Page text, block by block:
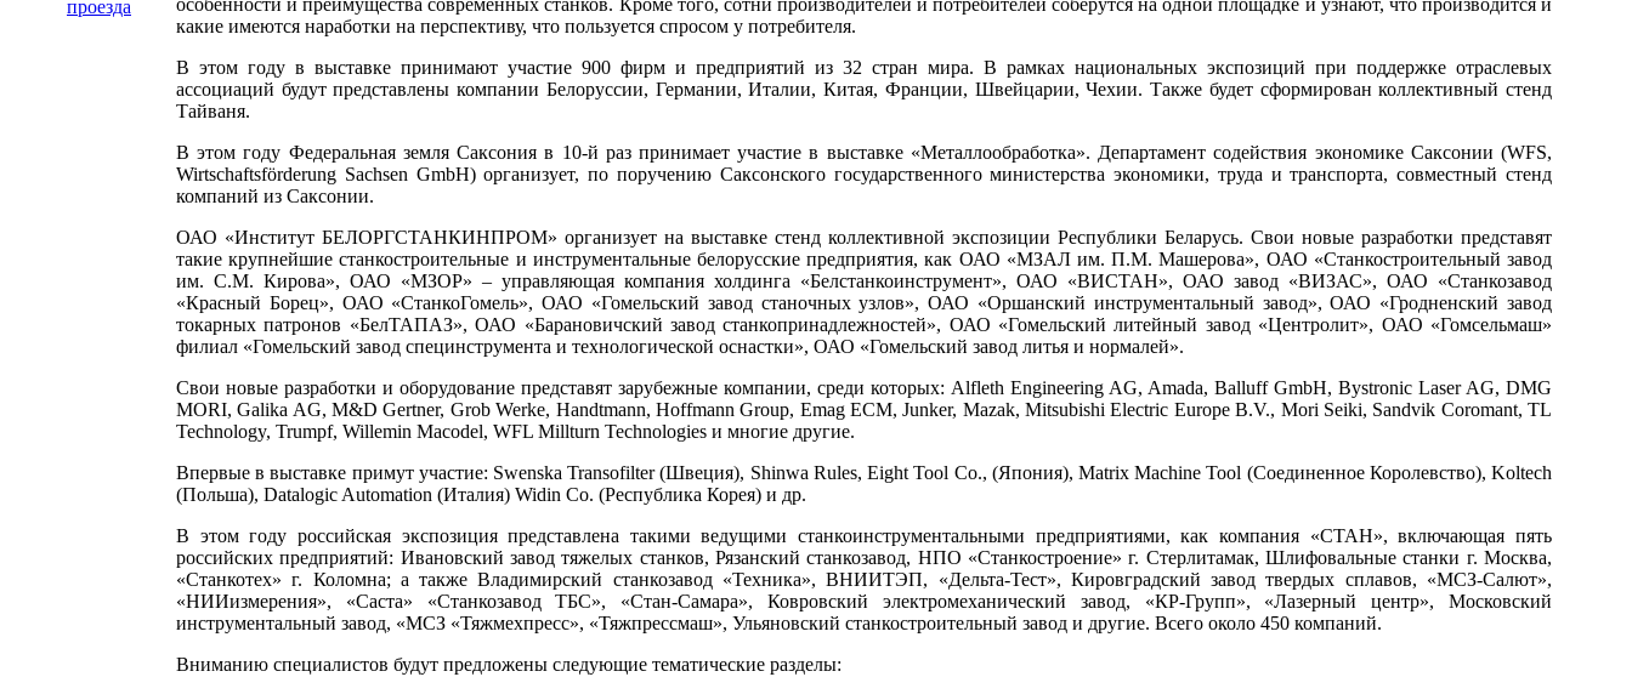
проезда
особенности и преимущества современных станков. Кроме того, сотни производителей и потребителей соберутся на одной площадке и узнают, что производится и
какие имеются наработки на перспективу, что пользуется спросом у потребителя.
В этом году в выставке принимают участие 900 фирм и предприятий из 32 стран мира. В рамках национальных экспозиций при поддержке отраслевых
ассоциаций будут представлены компании Белоруссии, Германии, Италии, Китая, Франции, Швейцарии, Чехии. Также будет сформирован коллективный стенд
Тайваня.
В этом году Федеральная земля Саксония в 10-й раз принимает участие в выставке «Металлообработка». Департамент содействия экономике Саксонии (WFS,
Wirtschaftsförderung Sachsen GmbH) организует, по поручению Саксонского государственного министерства экономики, труда и транспорта, совместный стенд
компаний из Саксонии.
ОАО «Институт БЕЛОРГСТАНКИНПРОМ» организует на выставке стенд коллективной экспозиции Республики Беларусь. Свои новые разработки представят
такие крупнейшие станкостроительные и инструментальные белорусские предприятия, как ОАО «МЗАЛ им. П.М. Машерова», ОАО «Станкостроительный завод
им. С.М. Кирова», ОАО «МЗОР» – управляющая компания холдинга «Белстанкоинструмент», ОАО «ВИСТАН», ОАО завод «ВИЗАС», ОАО «Станкозавод
«Красный Борец», ОАО «СтанкоГомель», ОАО «Гомельский завод станочных узлов», ОАО «Оршанский инструментальный завод», ОАО «Гродненский завод
токарных патронов «БелТАПАЗ», ОАО «Барановичский завод станкопринадлежностей», ОАО «Гомельский литейный завод «Центролит», ОАО «Гомсельмаш»
филиал «Гомельский завод специнструмента и технологической оснастки», ОАО «Гомельский завод литья и нормалей».
Свои новые разработки и оборудование представят зарубежные компании, среди которых: Alfleth Engineering AG, Amada, Balluff GmbH, Bystronic Laser AG, DMG
MORI, Galika AG, M&D Gertner, Grob Werke, Handtmann, Hoffmann Group, Emag ECM, Junker, Mazak, Mitsubishi Electric Europe B.V., Mori Seiki, Sandvik Coromant, TL
Technology, Trumpf, Willemin Macodel, WFL Millturn Technologies и многие другие.
Впервые в выставке примут участие: Swenska Transofilter (Швеция), Shinwa Rules, Eight Tool Co., (Япония), Matrix Machine Tool (Соединенное Королевство), Koltech
(Польша), Datalogic Automation (Италия) Widin Co. (Республика Корея) и др.
В этом году российская экспозиция представлена такими ведущими станкоинструментальными предприятиями, как компания «СТАН», включающая пять
российских предприятий: Ивановский завод тяжелых станков, Рязанский станкозавод, НПО «Станкостроение» г. Стерлитамак, Шлифовальные станки г. Москва,
«Станкотех» г. Коломна; а также Владимирский станкозавод «Техника», ВНИИТЭП, «Дельта-Тест», Кировградский завод твердых сплавов, «МСЗ-Салют»,
«НИИизмерения», «Саста» «Станкозавод ТБС», «Стан-Самара», Ковровский электромеханический завод, «КР-Групп», «Лазерный центр», Московский
инструментальный завод, «МСЗ «Тяжмехпресс», «Тяжпрессмаш», Ульяновский станкостроительный завод и другие. Всего около 450 компаний.
Вниманию специалистов будут предложены следующие тематические разделы: